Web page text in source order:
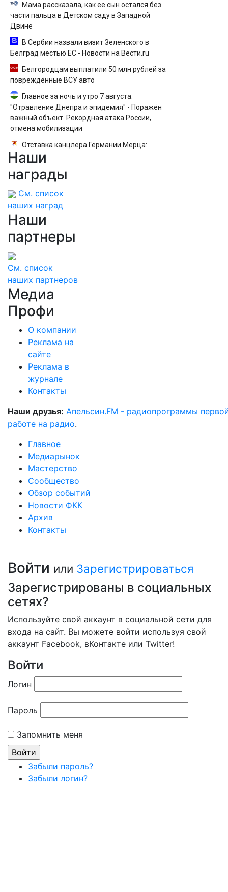
Мама рассказала, как ее сын остался без
части пальца в Детском саду в Западной
Двине
В Сербии назвали визит Зеленского в
Белград местью ЕС - Новости на Вести.ru
Белгородцам выплатили 50 млн рублей за
повреждённые ВСУ авто
Главное за ночь и утро 7 августа:
"Отравление Днепра и эпидемия" - Поражён
важный объект. Рекордная атака России,
отмена мобилизации
Отставка канцлера Германии Мерца:
последние новости на 7 августа 2026 и
Наши
награды
См. список
наших наград
Наши
партнеры
См. список
наших партнеров
Медиа
Профи
О компании
Реклама на
сайте
Реклама в
журнале
Контакты
Наши друзья: Апельсин.FM - радиопрограммы
работе на радио.
Главное
Медиарынок
Мастерство
Сообщество
Обзор событий
Новости ФКК
Архив
Контакты
Войти или Зарегистрироваться
Зарегистрированы в социальных
сетях?
Используйте свой аккаунт в социальной сети для
входа на сайт. Вы можете войти используя свой
аккаунт Facebook, вКонтакте или Twitter!
Войти
Логин
Пароль
Запомнить меня
Забыли пароль?
Забыли логин?